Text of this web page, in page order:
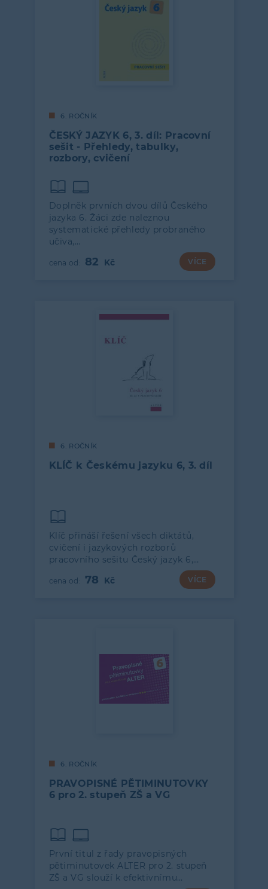
6. ROČNÍK
ČESKÝ JAZYK 6, 3. díl: Pracovní
sešit - Přehledy, tabulky,
rozbory, cvičení
Doplněk prvních dvou dílů Českého
jazyka 6. Žáci zde naleznou
systematické přehledy probraného
učiva,…
82 VÍCE
6. ROČNÍK
KLÍČ k Českému jazyku 6, 3. díl
Klíč přináší řešení všech diktátů,
cvičení i jazykových rozborů
pracovního sešitu Český jazyk 6,…
78 VÍCE
6. ROČNÍK
PRAVOPISNÉ PĚTIMINUTOVKY
6 pro 2. stupeň ZŠ a VG
První titul z řady pravopisných
pětiminutovek ALTER pro 2. stupeň
ZŠ a VG slouží k efektivnímu…